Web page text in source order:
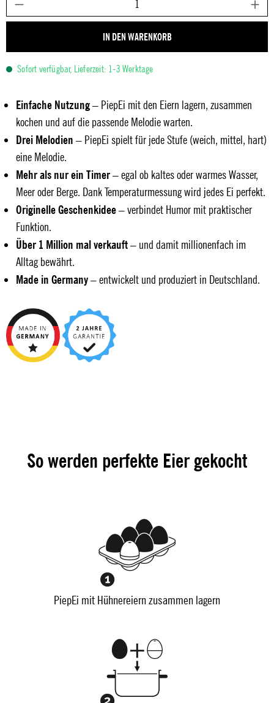
IN DEN WARENKORB
Sofort verfügbar, Lieferzeit: 1-3 Werktage
Einfache Nutzung– PiepEi mit den Eiern lagern, zusammen
kochen und auf die passende Melodie warten.
Drei Melodien – PiepEi spielt für jede Stufe (weich, mittel, hart)
eine Melodie.
Mehr als nur ein Timer– egal ob kaltes oder warmes Wasser,
Meer oder Berge. Dank Temperaturmessung wird jedes Ei perfekt.
Originelle Geschenkidee– verbindet Humor mit praktischer
Funktion.
Über 1 Million mal verkauft– und damit millionenfach im
Alltag bewährt.
Made in Germany– entwickelt und produziert in Deutschland.
So werden perfekte Eier gekocht
PiepEi mit Hühnereiern zusammen lagern